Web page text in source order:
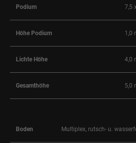
Podium 7,5
Höhe Podium 1,0
Lichte Höhe 4,0
Gesamthöhe 5,0
Boden Multiplex, rutsch- u.